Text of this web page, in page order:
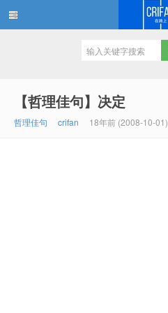
【哲理佳句】决定
哲理佳句 crifan 18年前 (2008-10-01)